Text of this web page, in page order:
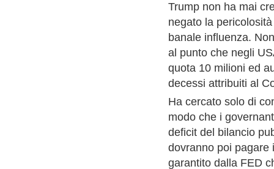
Trump non ha mai
negato la
banale influenza.
al punto che negli
quota 10 milioni ed
decessi attribuiti al
Ha cercato solo di
modo che i
deficit del bilancio
dovranno poi pagare
garantito dalla FED